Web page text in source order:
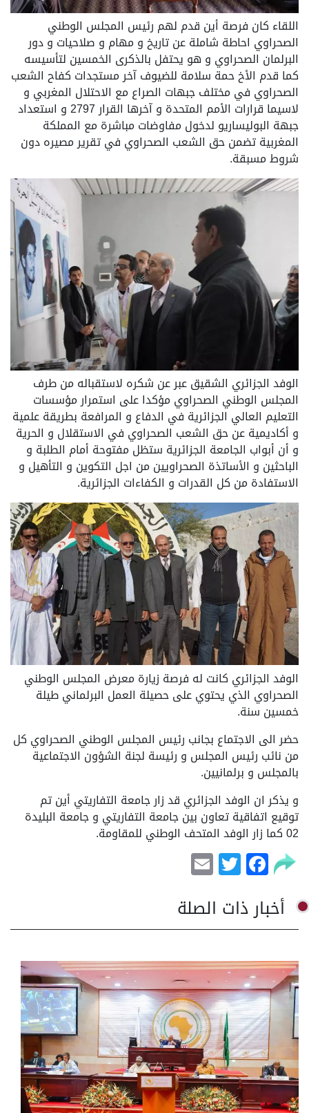
اللقاء كان فرصة أين قدم لهم رئيس المجلس الوطني
الصحراوي احاطة شاملة عن تاريخ و مهام و صلاحيات و دور
البرلمان الصحراوي و هو يحتفل بالذكرى الخمسين لتأسيسه
كما قدم الأخ حمة سلامة للضيوف آخر مستجدات كفاح الشعب
الصحراوي في مختلف جبهات الصراع مع الاحتلال المغربي و
لاسيما قرارات الأمم المتحدة و آخرها القرار 2797 و استعداد
جبهة البوليساريو لدخول مفاوضات مباشرة مع المملكة
المغربية تضمن حق الشعب الصحراوي في تقرير مصيره دون
شروط مسبقة.
الوفد الجزائري الشقيق عبر عن شكره لاستقباله من طرف
المجلس الوطني الصحراوي مؤكدا على استمرار مؤسسات
التعليم العالي الجزائرية في الدفاع و المرافعة بطريقة علمية
و أكاديمية عن حق الشعب الصحراوي في الاستقلال و الحرية
و أن أبواب الجامعة الجزائرية ستظل مفتوحة أمام الطلبة و
الباحثين و الأساتذة الصحراويين من اجل التكوين و التأهيل و
الاستفادة من كل القدرات و الكفاءات الجزائرية.
الوفد الجزائري كانت له فرصة زيارة معرض المجلس الوطني
الصحراوي الذي يحتوي على حصيلة العمل البرلماني طيلة
خمسين سنة.
حضر الى الاجتماع بجانب رئيس المجلس الوطني الصحراوي كل
من نائب رئيس المجلس و رئيسة لجنة الشؤون الاجتماعية
بالمجلس و برلمانيين.
و يذكر ان الوفد الجزائري قد زار جامعة التفاريتي أين تم
توقيع اتفاقية تعاون بين جامعة التفاريتي و جامعة البليدة
02 كما زار الوفد المتحف الوطني للمقاومة.
Facebook
Twitter
أخبار ذات الصلة